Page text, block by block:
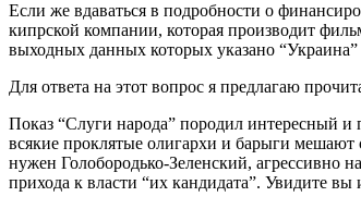
Если же вдаваться в подробности о
кипрской компании, которая производит
выходных данных которых указано “Украина”
Для ответа на этот вопрос я предлагаю
Показ “Слуги народа” породил интересный
всякие проклятые олигархи и барыги мешают
нужен Голобородько-Зеленский, агрессивно
прихода к власти “их кандидата”. Увидите